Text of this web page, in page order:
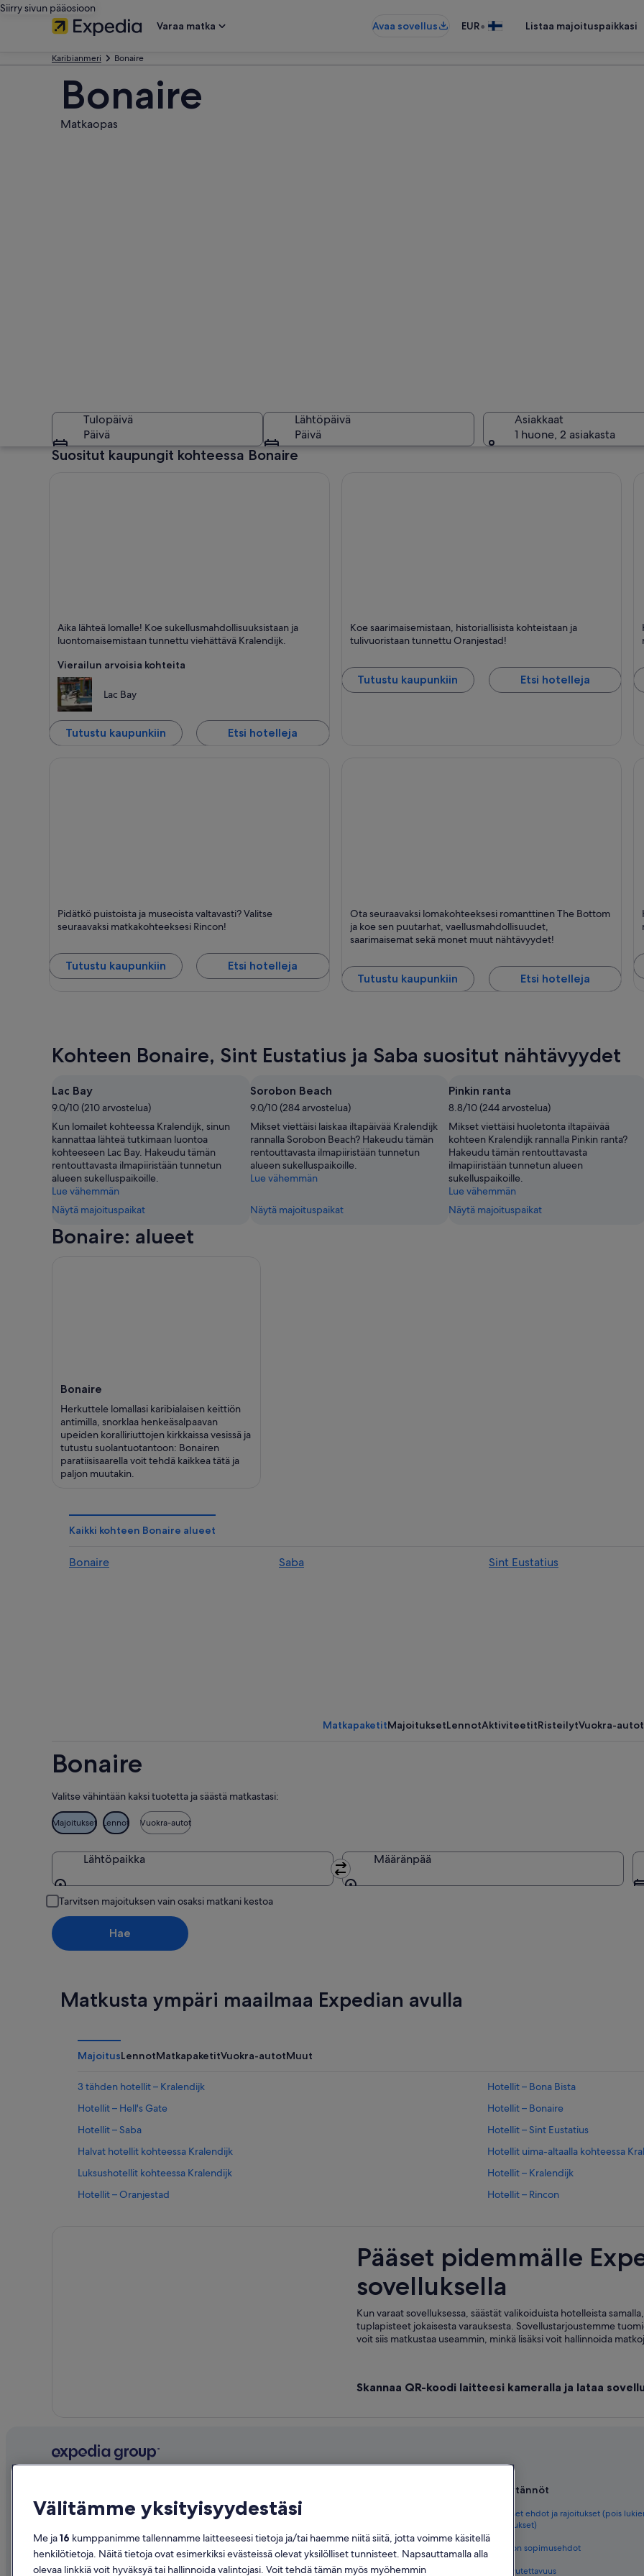
Siirry sivun pääosioon
Varaa matka
Avaa sovellus EUR• Listaa majoituspaikkasi
Karibianmeri Bonaire
Bonaire
Matkaopas
Tulopäivä
Päivä
Lähtöpäivä
Päivä
Asiakkaat
1 huone, 2 asiakasta
Suositut kaupungit kohteessa Bonaire
Kralendijk
Sukellus, Snorklaus ja Laitesukellus
Aika lähteä lomalle! Koe sukellusmahdollisuuksistaan ja
luontomaisemistaan tunnettu viehättävä Kralendijk.
Vierailun arvoisia kohteita
Lac Bay
Tutustu kaupunkiin Etsi hotelleja
Oranjestad
Satamat, Saaret ja Historiallinen
Koe saarimaisemistaan, historiallisista kohteistaan ja
tulivuoristaan tunnettu Oranjestad!
Tutustu kaupunkiin Etsi hotelleja
Luonnonpuistot
Pidätkö puistoista ja museoista valtavasti? Valitse
seuraavaksi matkakohteeksesi Rincon!
Tutustu kaupunkiin Etsi hotelleja
Ruokailu, Puutarhat ja Saaret
Ota seuraavaksi lomakohteeksesi romanttinen The Bottom
ja koe sen puutarhat, vaellusmahdollisuudet,
saarimaisemat sekä monet muut nähtävyydet!
Tutustu kaupunkiin Etsi hotelleja
Kohteen Bonaire, Sint Eustatius ja Saba suositut nähtävyydet
Lac Bay
9.0/10 (210 arvostelua)
Kun lomailet kohteessa Kralendijk, sinun
kannattaa lähteä tutkimaan luontoa
kohteeseen Lac Bay. Hakeudu tämän
rentouttavasta ilmapiiristään tunnetun
alueen sukelluspaikoille.
Lue vähemmän
Näytä majoituspaikat
Sorobon Beach
9.0/10 (284 arvostelua)
Mikset viettäisi laiskaa iltapäivää Kralendijk
rannalla Sorobon Beach? Hakeudu tämän
rentouttavasta ilmapiiristään tunnetun
alueen sukelluspaikoille.
Lue vähemmän
Näytä majoituspaikat
Pinkin ranta
8.8/10 (244 arvostelua)
Mikset viettäisi huoletonta iltapäivää
kohteen Kralendijk rannalla Pinkin ranta?
Hakeudu tämän rentouttavasta
ilmapiiristään tunnetun alueen
sukelluspaikoille.
Lue vähemmän
Näytä majoituspaikat
Bonaire: alueet
Bonaire
Herkuttele lomallasi karibialaisen keittiön
antimilla, snorklaa henkeäsalpaavan
upeiden koralliriuttojen kirkkaissa vesissä ja
tutustu suolantuotantoon: Bonairen
paratiisisaarella voit tehdä kaikkea tätä ja
paljon muutakin.
Kaikki kohteen Bonaire alueet
Bonaire Saba Sint Eustatius
MatkapaketitMajoituksetLennotAktiviteetitRisteilytVuokra-autot
Bonaire
Valitse vähintään kaksi tuotetta ja säästä matkastasi:
Majoitukset Lennot Vuokra-autot
Lähtöpaikka
Lähtöpaikka
Määränpää
Tarvitsen majoituksen vain osaksi matkani kestoa
Hae
Matkusta ympäri maailmaa Expedian avulla
MajoitusLennotMatkapaketitVuokra-autotMuut
3 tähden hotellit – Kralendijk
Hotellit – Bona Bista
Hotellit – Hell's Gate
Hotellit – Bonaire
Hotellit – Saba
Hotellit – Sint Eustatius
Halvat hotellit kohteessa Kralendijk
Hotellit uima-altaalla kohteessa
Luksushotellit kohteessa Kralendijk
Hotellit – Kralendijk
Hotellit – Oranjestad
Hotellit – Rincon
Pääset pidemmälle
sovelluksella
Kun varaat sovelluksessa, säästät valikoiduista hotelleista
tuplapisteet jokaisesta varauksesta. Sovellustarjoustemme
voit siis matkustaa useammin, minkä lisäksi voit hallinnoida
Skannaa QR-koodi laitteesi kameralla ja lataa
Tietoa yrityksestä
Työpaikat
Listaa majoituspaikkasi
Suomen matkaopas
Hotellit Suomessa
Loma-asunnot Suomessa
Käytännöt
Yleiset ehdot ja rajoitukset (pois
varaukset)
Vrbon sopimusehdot
Saavutettavuus
Välitämme yksityisyydestäsi
Me ja16 kumppanimme tallennamme laitteeseesi tietoja ja/tai haemme niitä siitä, jotta voimme käsitellä
henkilötietoja. Näitä tietoja ovat esimerkiksi evästeissä olevat yksilölliset tunnisteet. Napsauttamalla alla
olevaa linkkiä voit hyväksyä tai hallinnoida valintojasi. Voit tehdä tämän myös myöhemmin